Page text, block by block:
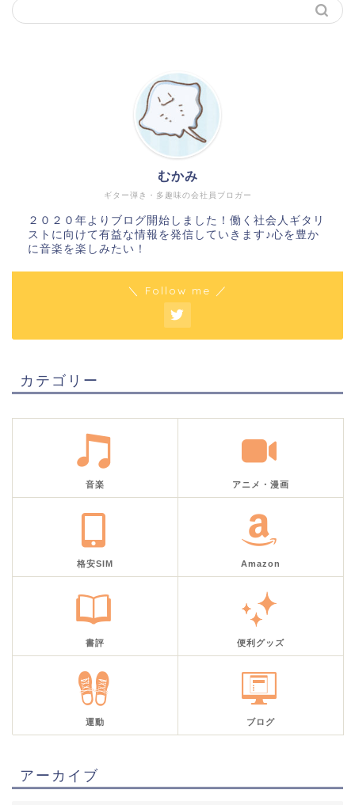
ギター弾き・多趣味の会社員ブロガー
むかみ
２０２０年よりブログ開始しました！働く社会人ギタリ
ストに向けて有益な情報を発信していきます♪心を豊か
に音楽を楽しみたい！
＼ Follow me ／
カテゴリー
音楽 アニメ・漫画
格安SIM Amazon
書評 便利グッズ
運動 ブログ
アーカイブ